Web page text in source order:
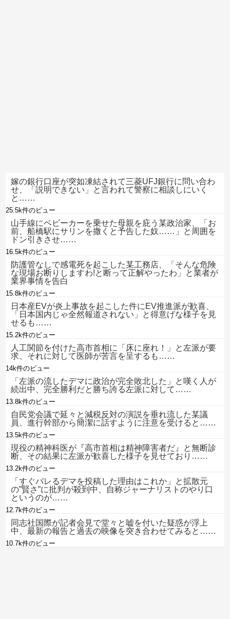
嫁の銀行口座が突如凍結されて三菱UFJ銀行に問い合わ
せ、「説明できない」と言われて警察に相談しにいく
と……
25.5k件のビュー
山手線にベビーカーを乗せた母親を庇う某政治家、「お
前、船橋駅にサリンを撒くと予告した奴……」と周囲を
ドン引きさせ……
16.5k件のビュー
防護管なしで感電死を起こした某工務店、「そんな危険
な現場お断りしますわ!と断って正解やったわ」と業者が
業界事情を告白
15.8k件のビュー
日本産EVが炎上事故を起こした件にEV推進派が歓喜、
「日本国内じゃ全然報道されない」と得意げな様子を見
せるも……
15.2k件のビュー
人工関節を付けた高市首相に「床に座れ！」と左派が要
求、それに対して医師が苦言を呈するも……
14k件のビュー
「左派の流したデマに政治が完全敗北した」と嘆く人が
続出中、完全勝利だと勝ち誇る左派に対して……
13.8k件のビュー
自民党会議で延々と減税反対の演説を垂れ流した某議
員、進行幹部から簡潔に話すように注意を受けると……
13.5k件のビュー
現役の精神科医が『高市首相は精神障害者だ』と無断診
断、その結果に左派が歓喜した様子を見せており……
13.2k件のビュー
「すぐバレるデマを投稿した理由はこれか」と拡散元
の”賢さ”に批判が殺到中、自称ジャーナリストのやり口
というのが……
12.7k件のビュー
同志社国際が記者会見で堂々と嘘を付いた疑惑が浮上
中、最新の報告と過去の映像を突き合わせてみると……
10.7k件のビュー